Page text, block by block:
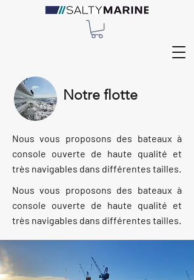
Notre flotte
Nous vous proposons des bateaux à
console ouverte de haute qualité et
très navigables dans différentes tailles.
Nous vous proposons des bateaux à
console ouverte de haute qualité et
très navigables dans différentes tailles.